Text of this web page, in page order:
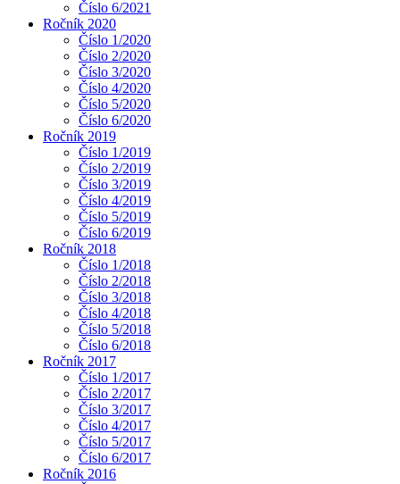
Číslo 6/2021
Ročník 2020
Číslo 1/2020
Číslo 2/2020
Číslo 3/2020
Číslo 4/2020
Číslo 5/2020
Číslo 6/2020
Ročník 2019
Číslo 1/2019
Číslo 2/2019
Číslo 3/2019
Číslo 4/2019
Číslo 5/2019
Číslo 6/2019
Ročník 2018
Číslo 1/2018
Číslo 2/2018
Číslo 3/2018
Číslo 4/2018
Číslo 5/2018
Číslo 6/2018
Ročník 2017
Číslo 1/2017
Číslo 2/2017
Číslo 3/2017
Číslo 4/2017
Číslo 5/2017
Číslo 6/2017
Ročník 2016